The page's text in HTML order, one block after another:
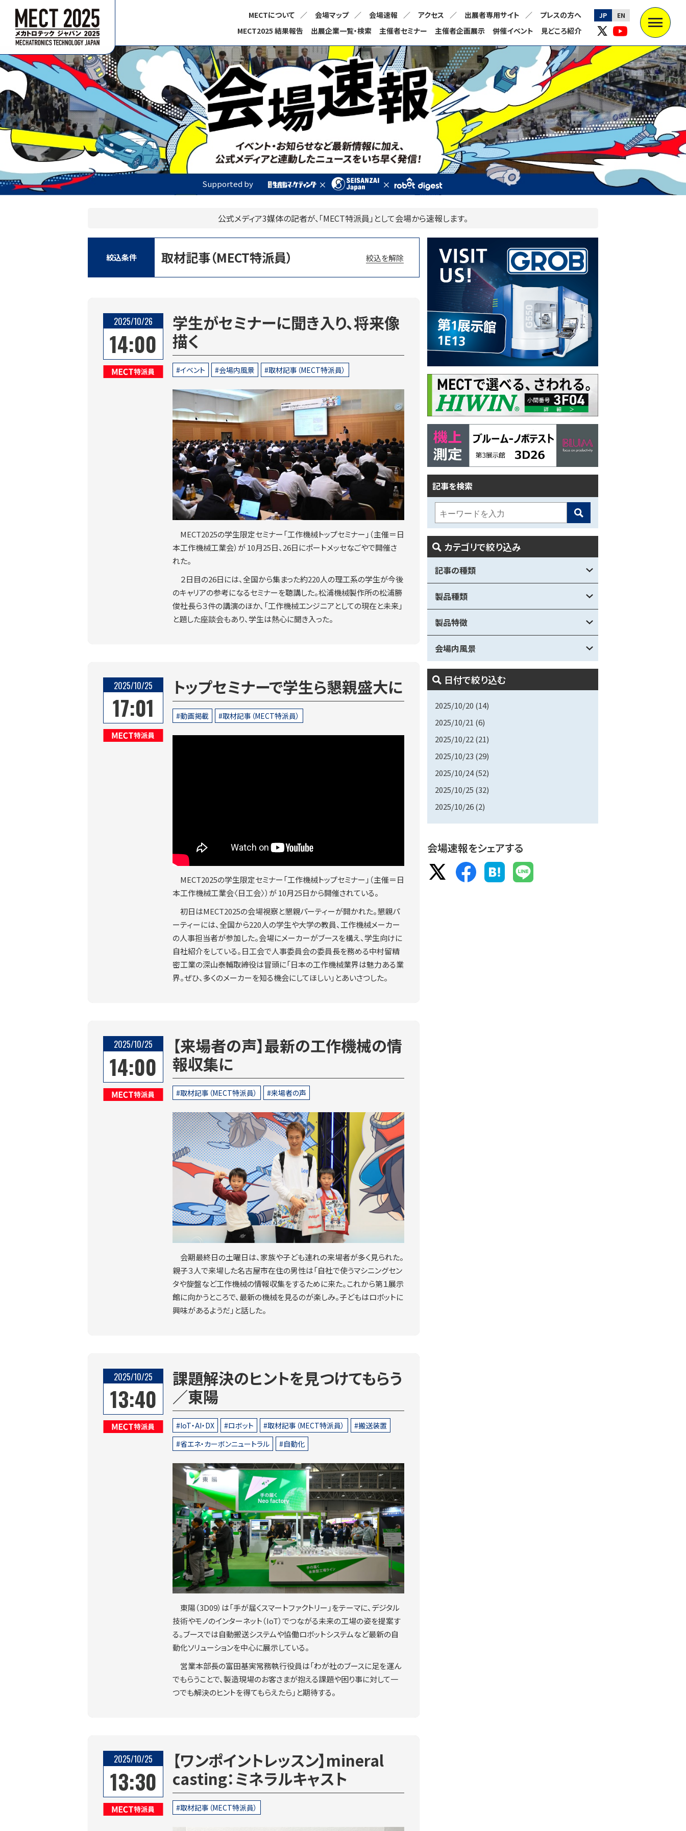
MECTについて 会場マップ 会場速報 アクセス 出展者専用サイト
プレスの方へ
MECT2025 結果報告
出展企業一覧・検索 主催者セミナー 主催者企画展示 併催イベント 見どころ紹介
JP EN
Supported by
公式メディア3媒体の記者が、「MECT特派員」として会場から速報します。
絞込条件 取材記事（MECT特派員） 絞込を解除
2025/10/26
14:00
MECT特派員
学生がセミナーに聞き入り、将来像
描く
イベント 会場内風景 取材記事（MECT特派員）
MECT2025の学生限定セミナー「工作機械トップセミナー」（主催＝日
本工作機械工業会）が 10月25日、26日にポートメッセなごやで開催さ
れた。
２日目の26日には、全国から集まった約220人の理工系の学生が今後
のキャリアの参考になるセミナーを聴講した。松浦機械製作所の松浦勝
俊社長ら３件の講演のほか、「工作機械エンジニアとしての現在と未来」
と題した座談会もあり、学生は熱心に聞き入った。
2025/10/25
17:01
MECT特派員
トップセミナーで学生ら懇親盛大に
動画掲載 取材記事（MECT特派員）
MECT2025の学生限定セミナー「工作機械トップセミナー」（主催＝日
本工作機械工業会〈日工会〉）が 10月25日から開催されている。
初日はMECT2025の会場視察と懇親パーティーが開かれた。懇親パ
ーティーには、全国から220人の学生や大学の教員、工作機械メーカー
の人事担当者が参加した。会場にメーカーがブースを構え、学生向けに
自社紹介をしている。日工会で人事委員会の委員長を務める中村留精
密工業の深山泰輔取締役は冒頭に「日本の工作機械業界は魅力ある業
界。ぜひ、多くのメーカーを知る機会にしてほしい」とあいさつした。
2025/10/25
14:00
MECT特派員
【来場者の声】最新の工作機械の情
報収集に
取材記事（MECT特派員） 来場者の声
会期最終日の土曜日は、家族や子ども連れの来場者が多く見られた。
親子３人で来場した名古屋市在住の男性は「自社で使うマシニングセン
タや旋盤など工作機械の情報収集をするために来た。これから第１展示
館に向かうところで、最新の機械を見るのが楽しみ。子どもはロボットに
興味があるようだ」と話した。
2025/10/25
13:40
MECT特派員
課題解決のヒントを見つけてもらう
／東陽
IoT・AI・DX ロボット 取材記事（MECT特派員）
搬送装置
省エネ・カーボンニュートラル
自動化
東陽（3D09）は「手が届くスマートファクトリー」をテーマに、デジタル
技術やモノのインターネット（IoT）でつながる未来の工場の姿を提案す
る。ブースでは自動搬送システムや協働ロボットシステムなど最新の自
動化ソリューションを中心に展示している。
営業本部長の富田基実常務執行役員は「わが社のブースに足を運ん
でもらうことで、製造現場のお客さまが抱える課題や困り事に対して一
つでも解決のヒントを得てもらえたら」と期待する。
2025/10/25
13:30
MECT特派員
【ワンポイントレッスン】mineral
casting：ミネラルキャスト
取材記事（MECT特派員）
記事を検索
カテゴリで絞り込み
記事の種類
製品種類
製品特徴
会場内風景
日付で絞り込む
2025/10/20 (14)
2025/10/21 (6)
2025/10/22 (21)
2025/10/23 (29)
2025/10/24(52)
2025/10/25 (32)
2025/10/26(2)
会場速報をシェアする